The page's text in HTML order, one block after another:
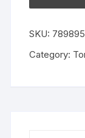
Black
M452
SKU:
Category: